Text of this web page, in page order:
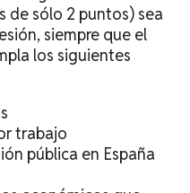
de sólo 2 puntos) sea
siempre que el
los siguientes
trabajo
pública en España